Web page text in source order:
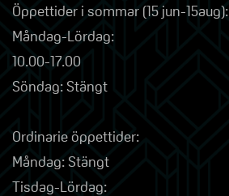
Öppettider i sommar (15 jun-15aug):
Måndag-Lördag:
10.00-17.00
Söndag: Stängt
Ordinarie öppettider:
Måndag: Stängt
Tisdag-Lördag: